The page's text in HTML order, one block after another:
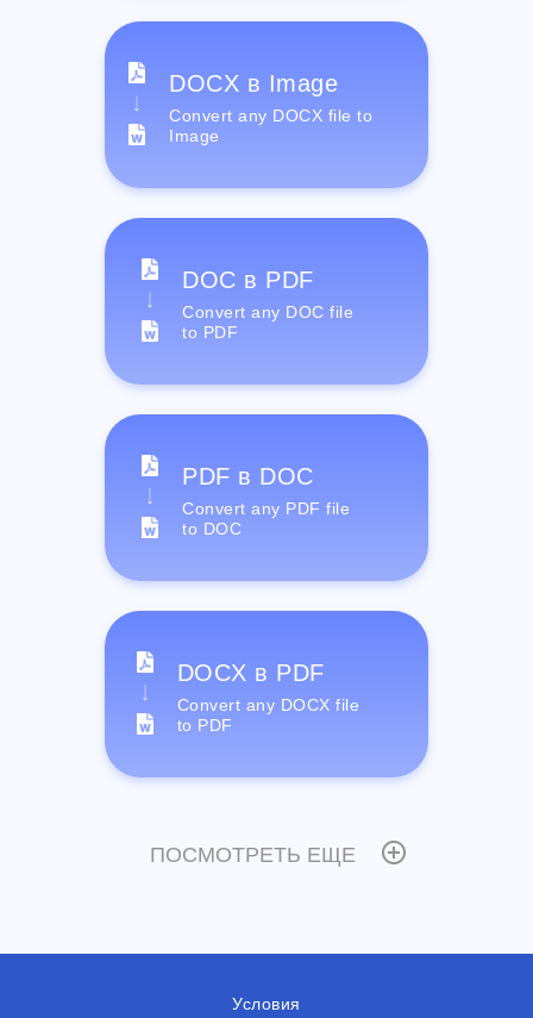
DOCX в Image
Convert any DOCX file to
Image
DOC в PDF
Convert any DOC file
to PDF
PDF в DOC
Convert any PDF file
to DOC
DOCX в PDF
Convert any DOCX file
to PDF
ПОСМОТРЕТЬ ЕЩЕ
Условия